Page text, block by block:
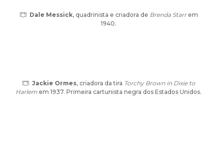
Dale Messick, quadrinista e criadora de Brenda Starrem
1940.
Jackie Ormes, criadora da tira Torchy Brown in Dixie to
Harlem em 1937. Primeira cartunista negra dos Estados Unidos.